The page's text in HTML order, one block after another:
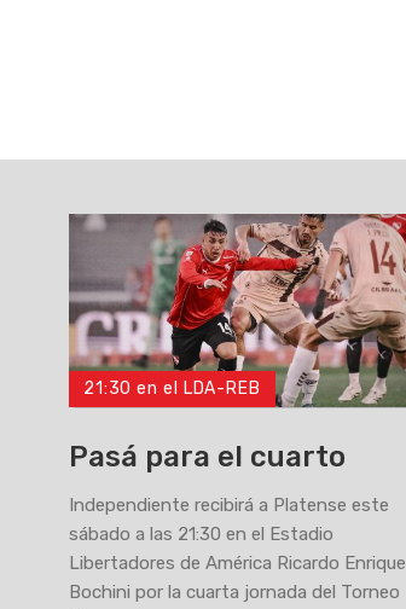
21:30 en el LDA-REB
Pasá para el cuarto
Independiente recibirá a Platense este
sábado a las 21:30 en el Estadio
Libertadores de América Ricardo Enrique
Bochini por la cuarta jornada del Torneo